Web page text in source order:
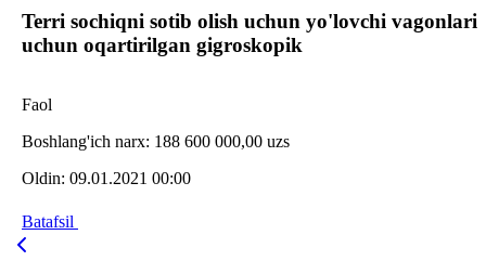
Terri sochiqni sotib olish uchun yo'lovchi vagonlari
uchun oqartirilgan gigroskopik
Faol
Boshlang'ich narx: 188 600 000,00 uzs
Oldin: 09.01.2021 00:00
Batafsil